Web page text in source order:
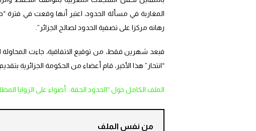
المغاربة في مسألة الحدود، اعتبر أنها وقعت في
رهانه مركزا على تصفية الحدود لصالح الجزائر”.
فبعد شهرين فقط، من توقيع الاتفاقية، جاءت المحاولة
“انتحار” هذا الأخير، قام أعضاء من الحكومة الجزائرية
الملف الكامل حول “الحدود الحقة.. أضواء على الزوايا
من نفس الملف